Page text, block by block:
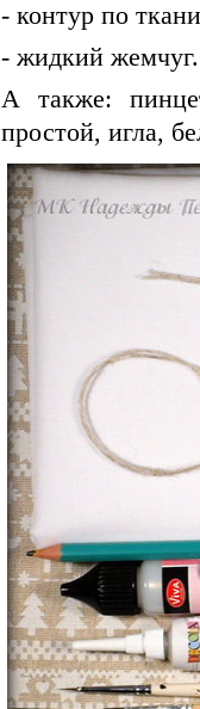
- контур по
- жидкий жемчуг.
А также:
простой, игла,